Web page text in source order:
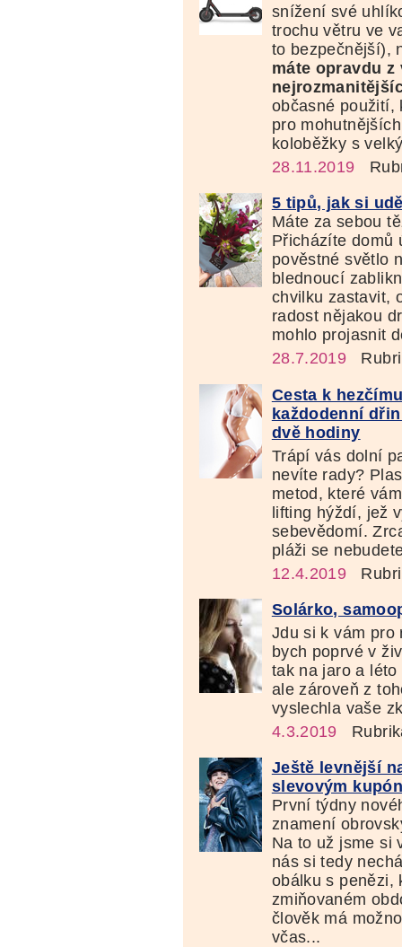
snížení své
trochu větru ve
to bezpečnější),
máte opravdu
občasné použití,
pro
koloběžky s
28.11.2019
5 tipů, jak si
Máte za sebou
Přicházíte domů
pověstné světlo
blednoucí
chvilku zastavit,
radost nějakou
mohlo projasnit
28.7.2019
Cesta k
každodenní
dvě hodiny
Trápí vás dolní
nevíte rady?
metod, které
lifting hýždí, jež
sebevědomí.
pláži se
12.4.2019
Solárko,
Jdu si k vám pro
bych poprvé v
tak na jaro a
ale zároveň z
vyslechla vaše
4.3.2019
Ještě levnější
slevovým
První týdny
znamení
Na to už jsme si
nás si tedy
obálku s penězi,
zmiňovaném
člověk má
včas...